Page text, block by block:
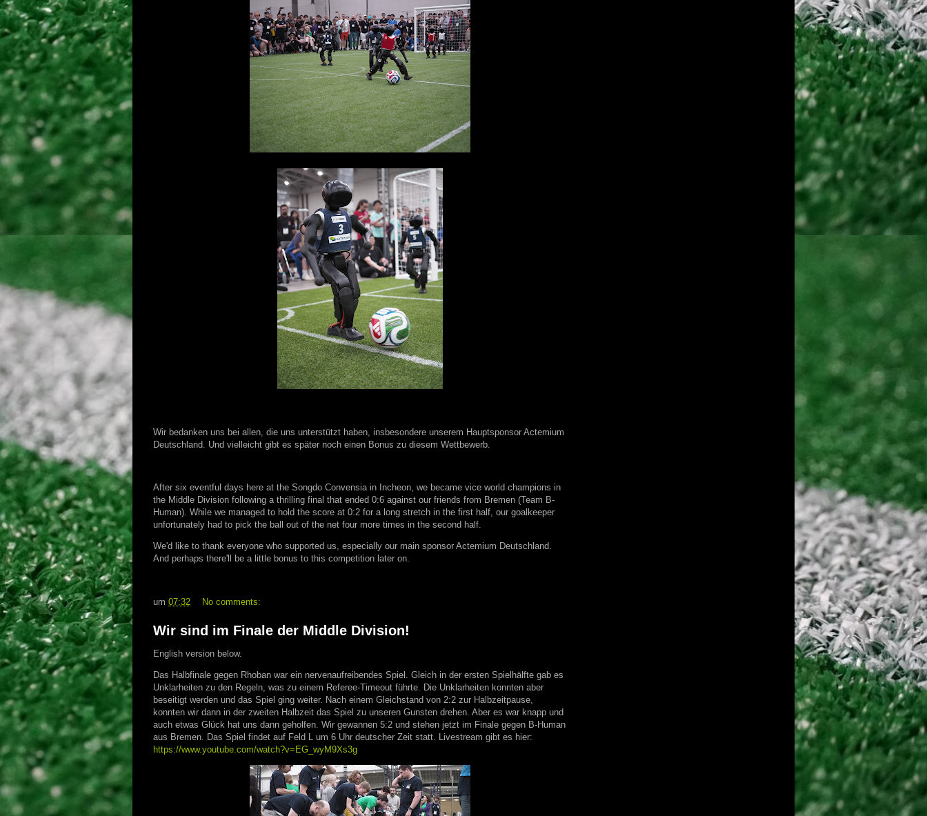
Wir bedanken uns bei allen, die uns unterstützt haben, insbesondere unserem Hauptsponsor Actemium
Deutschland. Und vielleicht gibt es später noch einen Bonus zu diesem Wettbewerb.
After six eventful days here at the Songdo Convensia in Incheon, we became vice world champions in
the Middle Division following a thrilling final that ended 0:6 against our friends from Bremen (Team B-
Human). While we managed to hold the score at 0:2 for a long stretch in the first half, our goalkeeper
unfortunately had to pick the ball out of the net four more times in the second half.
We'd like to thank everyone who supported us, especially our main sponsor Actemium Deutschland.
And perhaps there'll be a little bonus to this competition later on.
um 07:32 No comments:
Wir sind im Finale der Middle Division!
English version below.
Das Halbfinale gegen Rhoban war ein nervenaufreibendes Spiel. Gleich in der ersten Spielhälfte gab es
Unklarheiten zu den Regeln, was zu einem Referee-Timeout führte. Die Unklarheiten konnten aber
beseitigt werden und das Spiel ging weiter. Nach einem Gleichstand von 2:2 zur Halbzeitpause,
konnten wir dann in der zweiten Halbzeit das Spiel zu unseren Gunsten drehen. Aber es war knapp und
auch etwas Glück hat uns dann geholfen. Wir gewannen 5:2 und stehen jetzt im Finale gegen B-Human
aus Bremen. Das Spiel findet auf Feld L um 6 Uhr deutscher Zeit statt. Livestream gibt es hier:
https://www.youtube.com/watch?v=EG_wyM9Xs3g